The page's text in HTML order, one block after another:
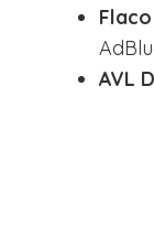
Flaco
AVL